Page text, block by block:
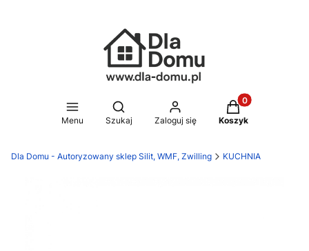
Menu
Otwórz wyszukiwarkę
Szukaj Zaloguj się
Produkty w
Koszyk
Dla Domu - Autoryzowany sklep Silit, WMF, Zwilling KUCHNIA